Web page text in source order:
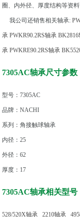
圈、内外径、厚度结构等资
我公司还销售相关轴承:
承 PWKR90.2RS轴承 BK2816
承 PWKRE90.2RS轴承
7305AC轴承尺寸参数
型号：7305AC
品牌：NACHI
系列：角接触球轴承
内径：25
外径：62
厚度：17
7305AC轴承相关型号
528/520X轴承 2210轴承